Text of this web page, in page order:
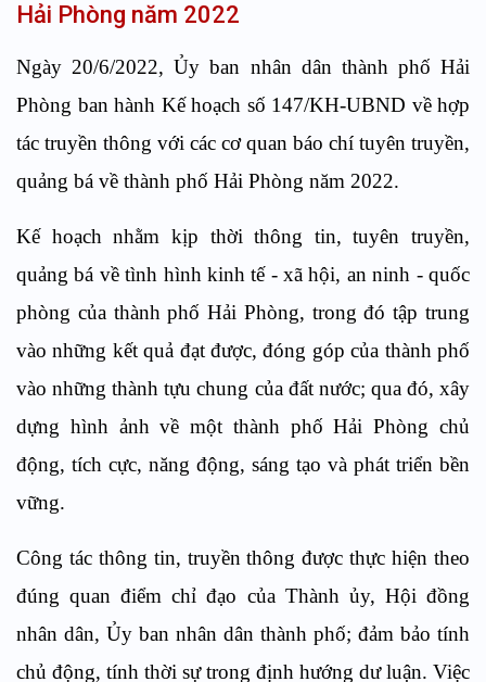
Hải Phòng năm 2022
Ngày 20/6/2022, Ủy ban nhân dân thành phố Hải
Phòng ban hành Kế hoạch số 147/KH-UBND về hợp
tác truyền thông với các cơ quan báo chí tuyên truyền,
quảng bá về thành phố Hải Phòng năm 2022.
Kế hoạch nhằm kịp thời thông tin, tuyên truyền,
quảng bá về tình hình kinh tế - xã hội, an ninh - quốc
phòng của thành phố Hải Phòng, trong đó tập trung
vào những kết quả đạt được, đóng góp của thành phố
vào những thành tựu chung của đất nước; qua đó, xây
dựng hình ảnh về một thành phố Hải Phòng chủ
động, tích cực, năng động, sáng tạo và phát triển bền
vững.
Công tác thông tin, truyền thông được thực hiện theo
đúng quan điểm chỉ đạo của Thành ủy, Hội đồng
nhân dân, Ủy ban nhân dân thành phố; đảm bảo tính
chủ động, tính thời sự trong định hướng dư luận. Việc